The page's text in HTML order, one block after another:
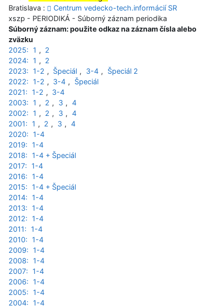
Bratislava :
Centrum vedecko-tech.informácií SR
xszp - PERIODIKÁ - Súborný záznam periodika
Súborný záznam: použite odkaz na záznam čísla alebo
zväzku
2025:
1 , 2
2024:
1 , 2
2023:
1-2 , Špeciál , 3-4 ,
Špeciál 2
2022:
1-2 , 3-4 ,
Špeciál
2021:
1-2 , 3-4
2003:
1 , 2 , 3 , 4
2002:
1 , 2 , 3 , 4
2001:
1 , 2 , 3 , 4
2020:
1-4
2019:
1-4
2018:
1-4 + Špeciál
2017:
1-4
2016:
1-4
2015:
1-4 + Špeciál
2014:
1-4
2013:
1-4
2012:
1-4
2011:
1-4
2010:
1-4
2009:
1-4
2008:
1-4
2007:
1-4
2006:
1-4
2005:
1-4
2004:
1-4